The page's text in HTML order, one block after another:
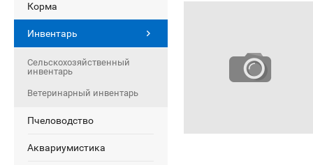
Корма
Инвентарь
Сельскохозяйственный
инвентарь
Ветеринарный инвентарь
Пчеловодство
Аквариумистика